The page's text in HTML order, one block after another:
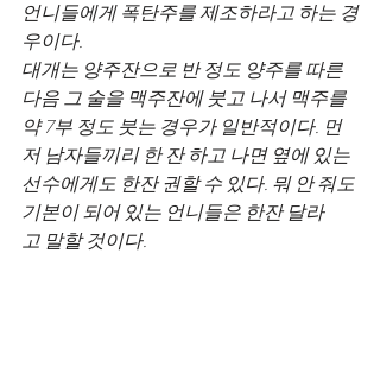
언니들에게 폭탄주를 제조하라고 하는 경
우이다.
대개는 양주잔으로 반 정도 양주를 따른
다음 그 술을 맥주잔에 붓고 나서 맥주를
약 7부 정도 붓는 경우가 일반적이다. 먼
저 남자들끼리 한 잔 하고 나면 옆에 있는
선수에게도 한잔 권할 수 있다. 뭐 안 줘도
기본이 되어 있는 언니들은 한잔 달라
고 말할 것이다.